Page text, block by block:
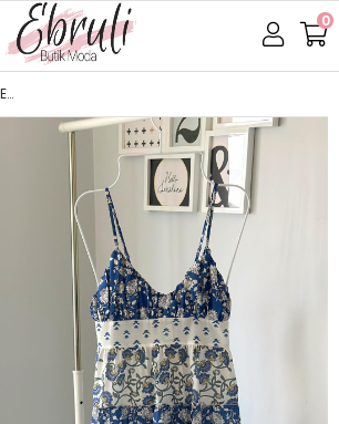
0
MAVİ ÇİÇEK DESENLİ ELBİSE